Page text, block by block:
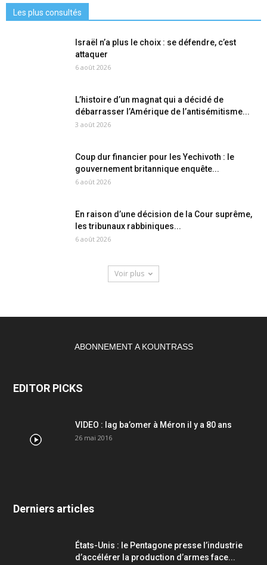
Les plus consultés
Israël n’a plus le choix : se défendre, c’est
attaquer
6 août 2026
L’histoire d’un magnat qui a décidé de
débarrasser l’Amérique de l’antisémitisme...
3 août 2026
Coup dur financier pour les Yechivoth : le
gouvernement britannique enquête...
6 août 2026
En raison d’une décision de la Cour suprême,
les tribunaux rabbiniques...
6 août 2026
Voir plus
ABONNEMENT A KOUNTRASS
EDITOR PICKS
VIDEO : lag ba’omer à Méron il y a 80 ans
26 mai 2016
Derniers articles
États-Unis : le Pentagone presse l’industrie
d’accélérer la production d’armes face...